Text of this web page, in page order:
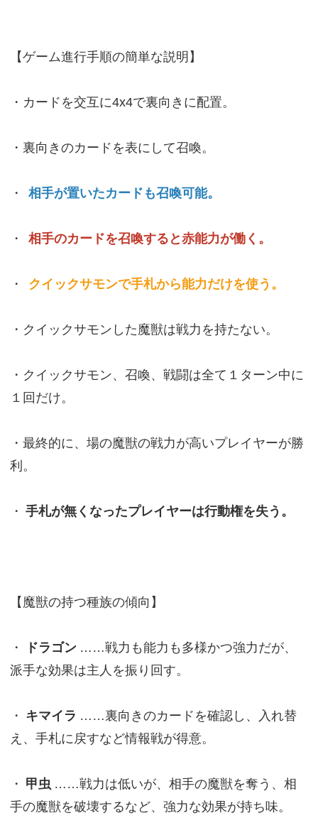
【ゲーム進行手順の簡単な説明】
・カードを交互に4x4で裏向きに配置。
・裏向きのカードを表にして召喚。
・ 相手が置いたカードも召喚可能。
・ 相手のカードを召喚すると赤能力が働く。
・ クイックサモンで手札から能力だけを使う。
・クイックサモンした魔獣は戦力を持たない。
・クイックサモン、召喚、戦闘は全て１ターン中に
１回だけ。
・最終的に、場の魔獣の戦力が高いプレイヤーが勝
利。
・ 手札が無くなったプレイヤーは行動権を失う。
【魔獣の持つ種族の傾向】
・ ドラゴン ……戦力も能力も多様かつ強力だが、
派手な効果は主人を振り回す。
・ キマイラ ……裏向きのカードを確認し、入れ替
え、手札に戻すなど情報戦が得意。
・ 甲虫 ……戦力は低いが、相手の魔獣を奪う、相
手の魔獣を破壊するなど、強力な効果が持ち味。